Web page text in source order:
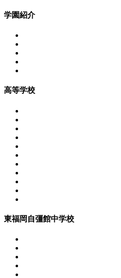
学園紹介
高等学校
東福岡自彊館中学校